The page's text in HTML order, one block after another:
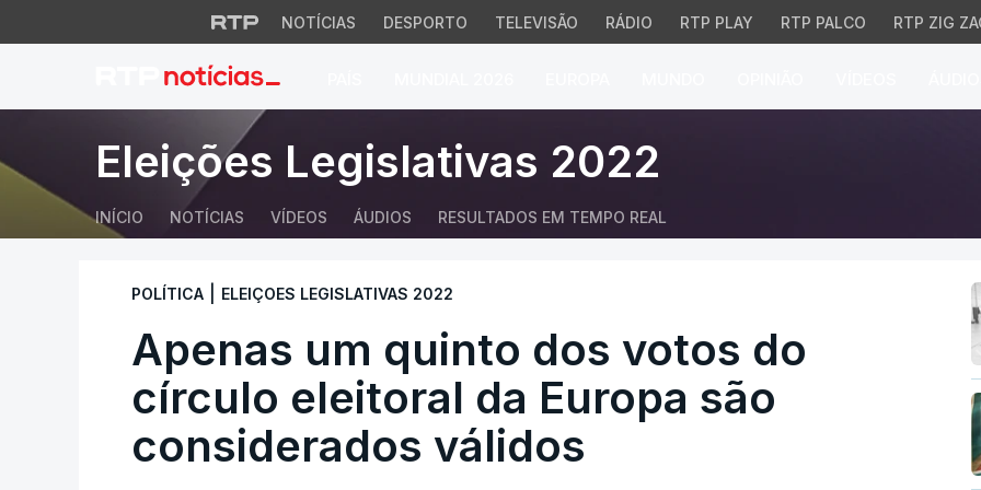
NOTÍCIAS DESPORTO TELEVISÃO RÁDIO RTP PLAY RTP PALCO RTP ZIG
Apenas um quinto dos votos do círculo
Eleições Legislativas 2022
INÍCIO NOTÍCIAS VÍDEOS ÁUDIOS RESULTADOS EM TEMPO REAL
POLÍTICA ELEIÇOES LEGISLATIVAS 2022
Apenas um quinto dos votos do
círculo eleitoral da Europa são
considerados válidos